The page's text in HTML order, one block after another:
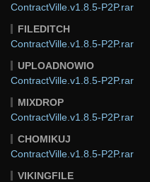
ContractVille.v1.8.5-P2P.rar
FILEDITCH
ContractVille.v1.8.5-P2P.rar
UPLOADNOWIO
ContractVille.v1.8.5-P2P.rar
MIXDROP
ContractVille.v1.8.5-P2P.rar
CHOMIKUJ
ContractVille.v1.8.5-P2P.rar
VIKINGFILE